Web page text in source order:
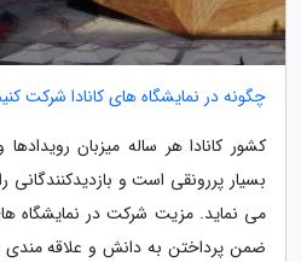
چگونه در نمایشگاه های کانادا شرکت
کشور کانادا هر ساله میزبان
بسیار پررونقی است و
می نماید. مزیت شرکت در نمایشگاه
ضمن پرداختن به دانش و علاقه